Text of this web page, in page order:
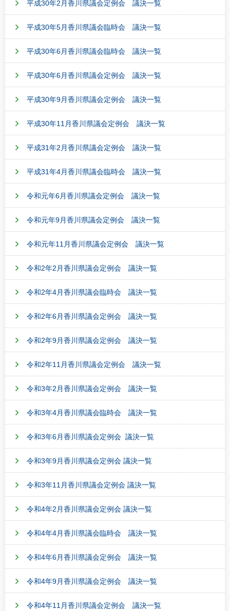
平成30年2月香川県議会定例会 議決一覧
平成30年5月香川県議会臨時会 議決一覧
平成30年6月香川県議会臨時会 議決一覧
平成30年6月香川県議会定例会 議決一覧
平成30年9月香川県議会定例会 議決一覧
平成30年11月香川県議会定例会 議決一覧
平成31年2月香川県議会定例会 議決一覧
平成31年4月香川県議会臨時会 議決一覧
令和元年6月香川県議会定例会 議決一覧
令和元年9月香川県議会定例会 議決一覧
令和元年11月香川県議会定例会 議決一覧
令和2年2月香川県議会定例会 議決一覧
令和2年4月香川県議会臨時会 議決一覧
令和2年6月香川県議会定例会 議決一覧
令和2年9月香川県議会定例会 議決一覧
令和2年11月香川県議会定例会 議決一覧
令和3年2月香川県議会定例会 議決一覧
令和3年4月香川県議会臨時会 議決一覧
令和3年6月香川県議会定例会 議決一覧
令和3年9月香川県議会定例会 議決一覧
令和3年11月香川県議会定例会 議決一覧
令和4年2月香川県議会定例会 議決一覧
令和4年4月香川県議会臨時会 議決一覧
令和4年6月香川県議会定例会 議決一覧
令和4年9月香川県議会定例会 議決一覧
令和4年11月香川県議会定例会 議決一覧